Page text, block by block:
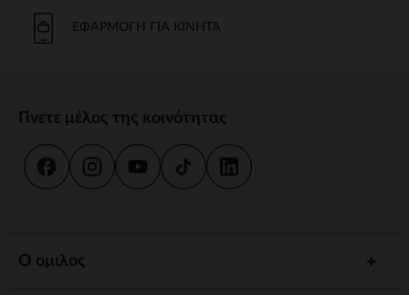
ΕΦΑΡΜΟΓΉ ΓΙΑ ΚΙΝΗΤΆ
Γίνετε μέλος της κοινότητας
Ο ομιλος